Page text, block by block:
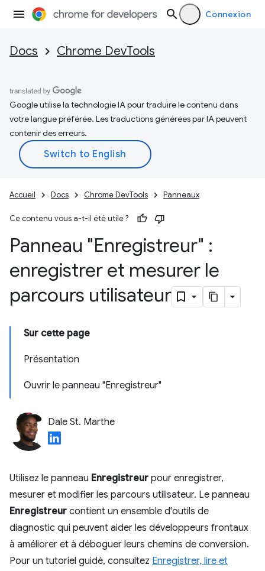
Connexion
Docs Chrome DevTools
Google utilise la technologie IA pour traduire le contenu dans
votre langue préférée. Les traductions générées par IA peuvent
contenir des erreurs.
Accueil Docs Chrome DevTools Panneaux
Ce contenu vous a-t-il été utile ?
Panneau "Enregistreur" :
enregistrer et mesurer le
parcours utilisateur
Sur cette page
Présentation
Ouvrir le panneau "Enregistreur"
Dale St. Marthe
Utilisez le panneau Enregistreur pour enregistrer,
mesurer et modifier les parcours utilisateur. Le panneau
Enregistreur contient un ensemble d'outils de
diagnostic qui peuvent aider les développeurs frontaux
à améliorer et à déboguer leurs chemins de conversion.
Pour un tutoriel guidé, consultez Enregistrer, lire et